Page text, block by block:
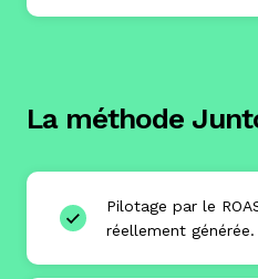
La méthode
Pilotage par le
réellement générée.